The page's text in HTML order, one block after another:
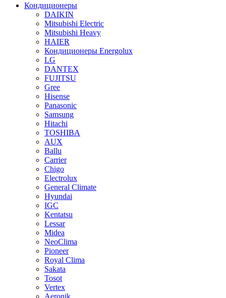
Кондиционеры
DAIKIN
Mitsubishi Electric
Mitsubishi Heavy
HAIER
Кондиционеры Energolux
LG
DANTEX
FUJITSU
Gree
Hisense
Panasonic
Samsung
Hitachi
TOSHIBA
AUX
Ballu
Carrier
Chigo
Electrolux
General Climate
Hyundai
IGC
Kentatsu
Lessar
Midea
NeoClima
Pioneer
Royal Clima
Sakata
Tosot
Vertex
Aeronik